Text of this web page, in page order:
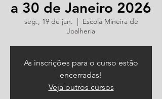
a 30 de Janeiro 2026
seg., 19 de jan.
  |
Escola Mineira de
Joalheria
As inscrições para o curso estão
encerradas!
Veja outros cursos